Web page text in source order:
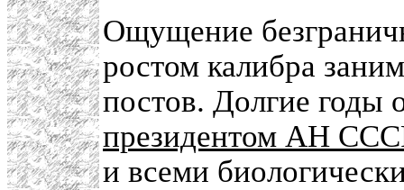
Ощущение
ростом калибра
постов. Долгие
президентом АН
и всеми